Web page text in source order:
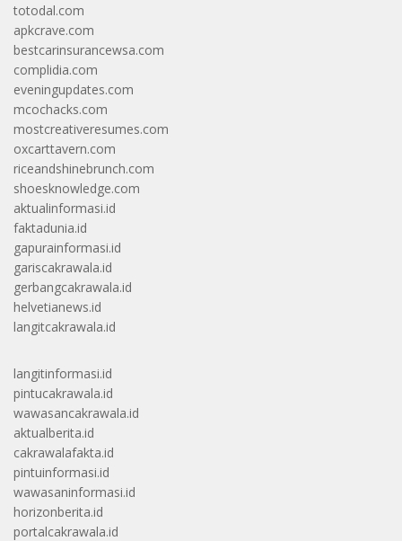
totodal.com
apkcrave.com
bestcarinsurancewsa.com
complidia.com
eveningupdates.com
mcochacks.com
mostcreativeresumes.com
oxcarttavern.com
riceandshinebrunch.com
shoesknowledge.com
aktualinformasi.id
faktadunia.id
gapurainformasi.id
gariscakrawala.id
gerbangcakrawala.id
helvetianews.id
langitcakrawala.id
langitinformasi.id
pintucakrawala.id
wawasancakrawala.id
aktualberita.id
cakrawalafakta.id
pintuinformasi.id
wawasaninformasi.id
horizonberita.id
portalcakrawala.id